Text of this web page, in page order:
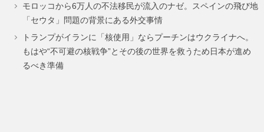
ー
ジ
ー
ジ
モロッコから6万人の不法移民が流入のナゼ。スペインの飛び地
「セウタ」問題の背景にある外交事情
トランプがイランに「核使用」ならプーチンはウクライナへ。
もはや“不可避の核戦争”とその後の世界を救うため日本が進め
るべき準備